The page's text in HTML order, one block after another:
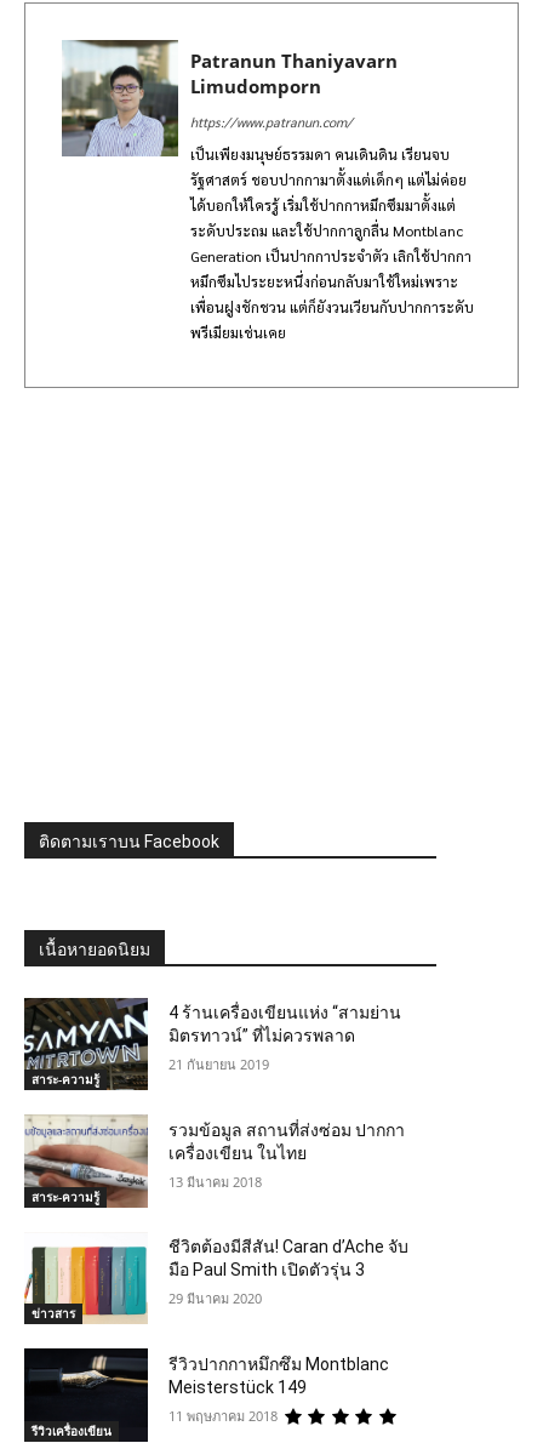
Patranun Thaniyavarn
Limudomporn
https://www.patranun.com/
เป็นเพียงมนุษย์ธรรมดา คนเดินดิน เรียนจบ
รัฐศาสตร์ ชอบปากกามาตั้งแต่เด็กๆ แต่ไม่ค่อย
ได้บอกให้ใครรู้ เริ่มใช้ปากกาหมึกซึมมาตั้งแต่
ระดับประถม และใช้ปากกาลูกลื่น Montblanc
Generation เป็นปากกาประจำตัว เลิกใช้ปากกา
หมึกซึมไประยะหนึ่งก่อนกลับมาใช้ใหม่เพราะ
เพื่อนฝูงชักชวน แต่ก็ยังวนเวียนกับปากการะดับ
พรีเมียมเช่นเคย
ติดตามเราบน Facebook
เนื้อหายอดนิยม
สาระ-ความรู้
4 ร้านเครื่องเขียนแห่ง “สามย่าน
มิตรทาวน์” ที่ไม่ควรพลาด
21 กันยายน 2019
สาระ-ความรู้
รวมข้อมูล สถานที่ส่งซ่อม ปากกา
เครื่องเขียน ในไทย
13 มีนาคม 2018
ข่าวสาร
ชีวิตต้องมีสีสัน! Caran d’Ache จับ
มือ Paul Smith เปิดตัวรุ่น 3
29 มีนาคม 2020
รีวิวเครื่องเขียน
รีวิวปากกาหมึกซึม Montblanc
Meisterstück 149
11 พฤษภาคม 2018